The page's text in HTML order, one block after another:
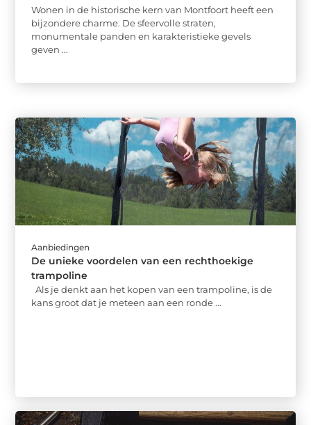
Wonen in de historische kern van Montfoort heeft een
bijzondere charme. De sfeervolle straten,
monumentale panden en karakteristieke gevels
geven ...
Aanbiedingen
De unieke voordelen van een rechthoekige
trampoline
Als je denkt aan het kopen van een trampoline, is de
kans groot dat je meteen aan een ronde ...